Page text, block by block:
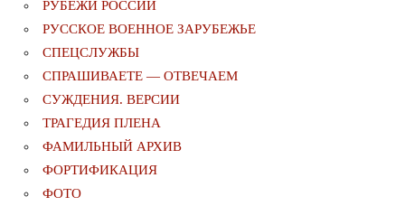
РУБЕЖИ РОССИИ
РУССКОЕ ВОЕННОЕ ЗАРУБЕЖЬЕ
СПЕЦСЛУЖБЫ
СПРАШИВАЕТЕ — ОТВЕЧАЕМ
СУЖДЕНИЯ. ВЕРСИИ
ТРАГЕДИЯ ПЛЕНА
ФАМИЛЬНЫЙ АРХИВ
ФОРТИФИКАЦИЯ
ФОТО